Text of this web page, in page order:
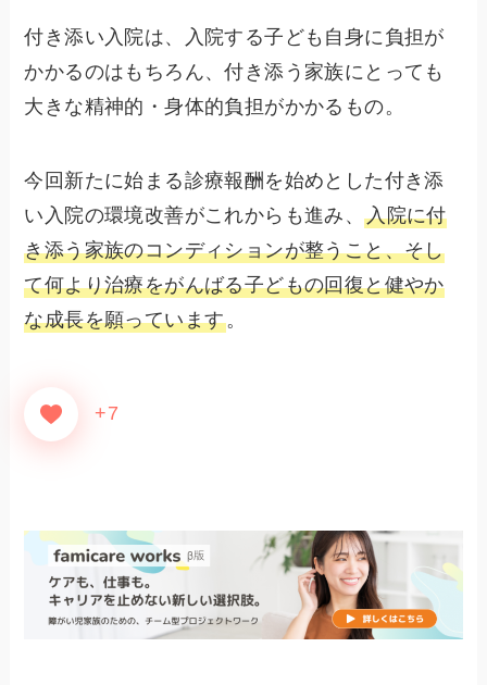
付き添い入院は、入院する子ども自身に負担が
かかるのはもちろん、付き添う家族にとっても
大きな精神的・身体的負担がかかるもの。
今回新たに始まる診療報酬を始めとした付き添
い入院の環境改善がこれからも進み、入院に付
き添う家族のコンディションが整うこと、そし
て何より治療をがんばる子どもの回復と健やか
な成長を願っています。
+7